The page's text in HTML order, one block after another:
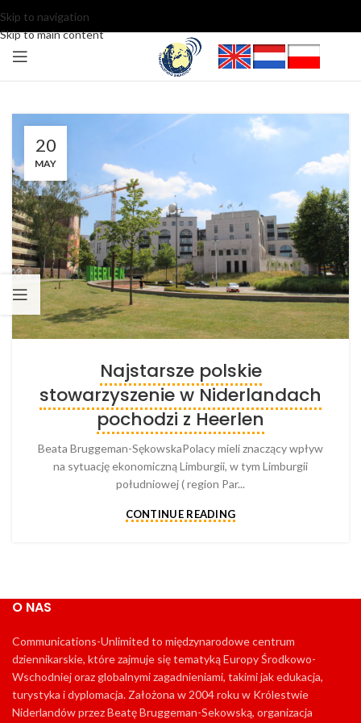
Skip to navigation
Skip to main content
20
MAY
Najstarsze polskie
stowarzyszenie w Niderlandach
pochodzi z Heerlen
Beata Bruggeman-SękowskaPolacy mieli znaczący wpływ
na sytuację ekonomiczną Limburgii, w tym Limburgii
południowej ( region Par...
CONTINUE READING
O NAS
Communications-Unlimited to międzynarodowe centrum
dziennikarskie, które zajmuje się tematyką Europy Środkowo-
Wschodniej oraz globalnymi zagadnieniami, takimi jak edukacja,
turystyka i dyplomacja. Założona w 2004 roku w Królestwie
Niderlandów przez Beatę Bruggeman-Sekowską, organizacja